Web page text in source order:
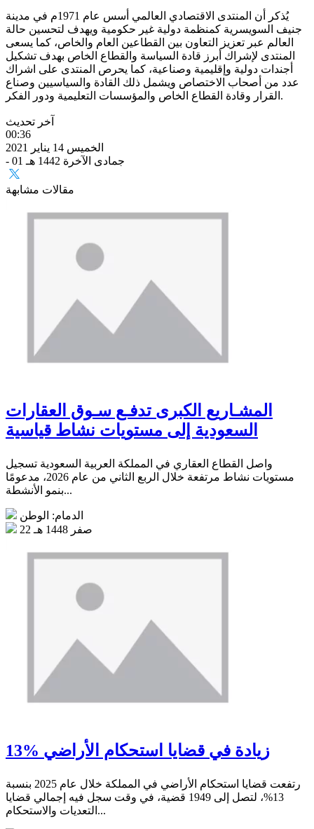
يُذكر أن المنتدى الاقتصادي العالمي أسس عام 1971م في مدينة
جنيف السويسرية كمنظمة دولية غير حكومية ويهدف لتحسين حالة
العالم عبر تعزيز التعاون بين القطاعين العام والخاص، كما يسعى
المنتدى لإشراك أبرز قادة السياسة والقطاع الخاص بهدف تشكيل
أجندات دولية وإقليمية وصناعية، كما يحرص المنتدى على اشراك
عدد من أصحاب الاختصاص ويشمل ذلك القادة والسياسيين وصناع
القرار وقادة القطاع الخاص والمؤسسات التعليمية ودور الفكر.
آخر تحديث
00:36
الخميس 14 يناير 2021
- 01 جمادى الآخرة 1442 هـ
مقالات مشابهة
المشـاريع الكبرى تدفـع سـوق العقارات
السعودية إلى مستويات نشاط قياسية
واصل القطاع العقاري في المملكة العربية السعودية تسجيل
مستويات نشاط مرتفعة خلال الربع الثاني من عام 2026، مدعومًا
بنمو الأنشطة...
الدمام: الوطن
22 صفر 1448 هـ
13% زيادة في قضايا استحكام الأراضي
رتفعت قضايا استحكام الأراضي في المملكة خلال عام 2025 بنسبة
13%، لتصل إلى 1949 قضية، في وقت سجل فيه إجمالي قضايا
التعديات والاستحكام...